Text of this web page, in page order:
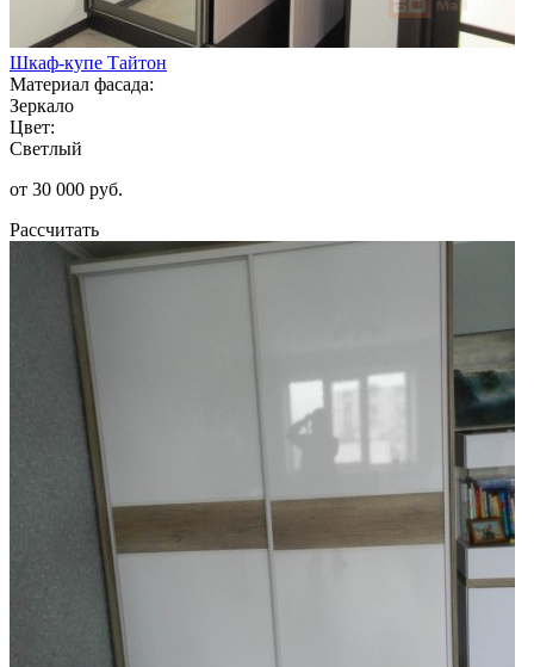
Шкаф-купе Тайтон
Материал фасада:
Зеркало
Цвет:
Светлый
от 30 000 руб.
Рассчитать